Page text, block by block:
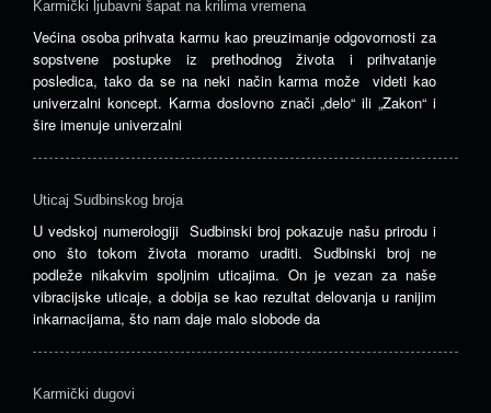
Karmički ljubavni šapat na krilima vremena
Većina osoba prihvata karmu kao preuzimanje odgovornosti za
sopstvene postupke iz prethodnog života i prihvatanje
posledica, tako da se na neki način karma može videti kao
univerzalni koncept. Karma doslovno znači „delo“ ili „Zakon“ i
šire imenuje univerzalni
Uticaj Sudbinskog broja
U vedskoj numerologiji Sudbinski broj pokazuje našu prirodu i
ono što tokom života moramo uraditi. Sudbinski broj ne
podleže nikakvim spoljnim uticajima. On je vezan za naše
vibracijske uticaje, a dobija se kao rezultat delovanja u ranijim
inkarnacijama, što nam daje malo slobode da
Karmički dugovi